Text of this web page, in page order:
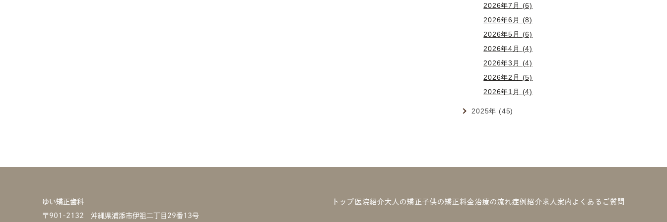
2026年7月 (6)
2026年6月 (8)
2026年5月 (6)
2026年4月 (4)
2026年3月 (4)
2026年2月 (5)
2026年1月 (4)
2025年 (45)
ゆい矯正歯科
〒901-2132 沖縄県浦添市伊祖二丁目29番13号
トップ 医院紹介大人の矯正子供の矯正料金治療の流れ症例紹介求人案内 よくあるご質問